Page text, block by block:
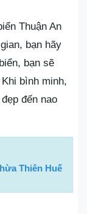
Thuận An
bạn hãy
bạn sẽ
bình minh,
đến nao
Thiên Huế